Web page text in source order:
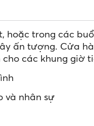
hoặc trong các
ấn tượng. Cửa
các khung giờ
và nhân sự